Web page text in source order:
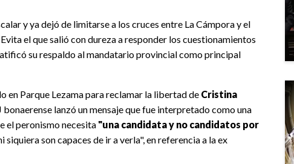
y ya dejó de limitarse a los cruces entre La Cámpora y el
el que salió con dureza a responder los cuestionamientos
su respaldo al mandatario provincial como principal
en Parque Lezama para reclamar la libertad de Cristina
bonaerense lanzó un mensaje que fue interpretado como una
el peronismo necesita "una candidata y no candidatos por
son capaces de ir a verla", en referencia a la ex